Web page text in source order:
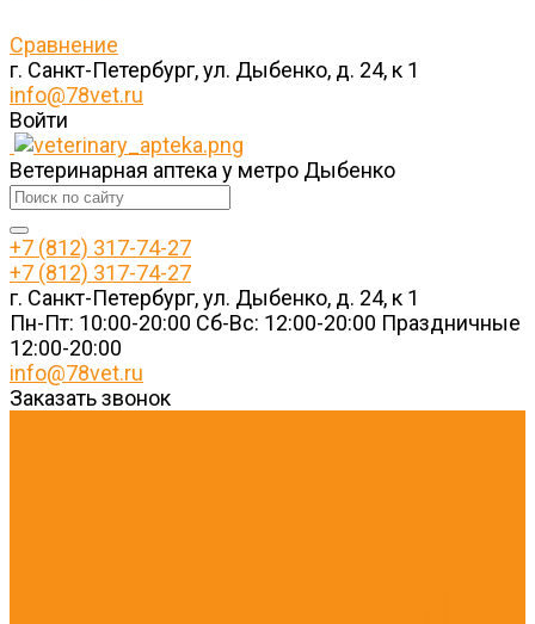
Сравнение
г. Санкт-Петербург, ул. Дыбенко, д. 24, к 1
info@78vet.ru
Войти
Ветеринарная аптека у метро Дыбенко
+7 (812) 317-74-27
+7 (812) 317-74-27
г. Санкт-Петербург, ул. Дыбенко, д. 24, к 1
Пн-Пт: 10:00-20:00 Cб-Вс: 12:00-20:00 Праздничные
12:00-20:00
info@78vet.ru
Заказать звонок